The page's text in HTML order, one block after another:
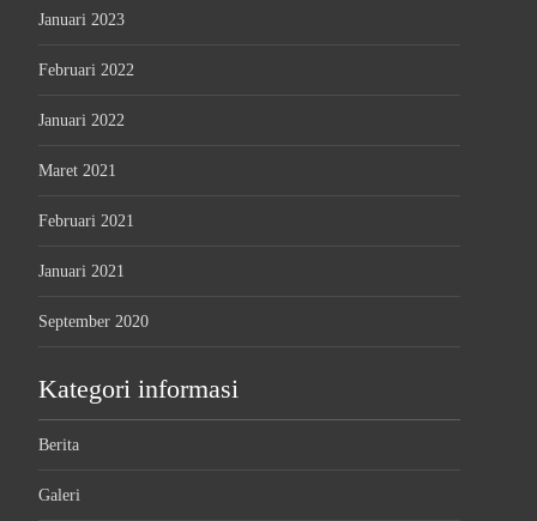
Januari 2023
Februari 2022
Januari 2022
Maret 2021
Februari 2021
Januari 2021
September 2020
Kategori informasi
Berita
Galeri